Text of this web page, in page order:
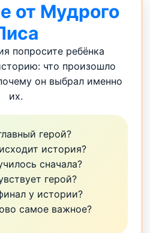
от Мудрого
попросите ребёнка
что произошло
он выбрал именно
их.
герой?
история?
сначала?
герой?
у истории?
самое важное?